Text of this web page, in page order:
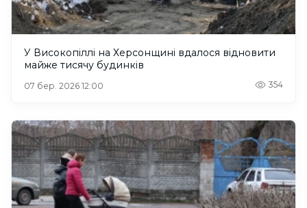
У Високопіллі на Херсонщині вдалося відновити
майже тисячу будинків
07 бер. 2026 12:00 354